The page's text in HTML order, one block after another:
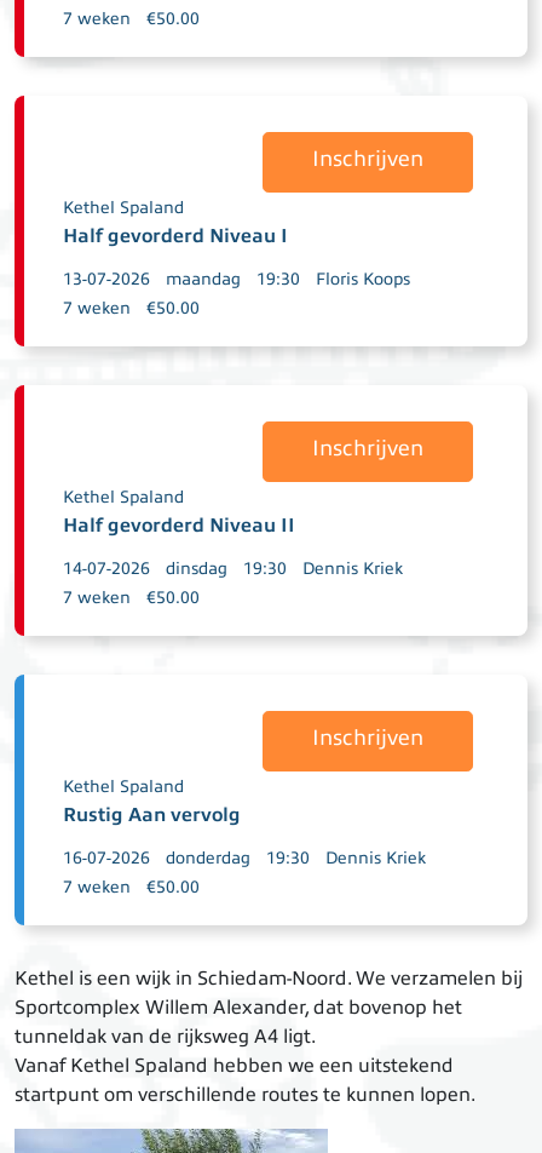
7 weken
€50.00
Inschrijven
Kethel Spaland
Half gevorderd Niveau I
13-07-2026 maandag 19:30
Floris Koops
7 weken
€50.00
Inschrijven
Kethel Spaland
Half gevorderd Niveau II
14-07-2026 dinsdag 19:30
Dennis Kriek
7 weken
€50.00
Inschrijven
Kethel Spaland
Rustig Aan vervolg
16-07-2026 donderdag 19:30
Dennis Kriek
7 weken
€50.00
Kethel is een wijk in Schiedam-Noord. We verzamelen bij
Sportcomplex Willem Alexander, dat bovenop het
tunneldak van de rijksweg A4 ligt.
Vanaf Kethel Spaland hebben we een uitstekend
startpunt om verschillende routes te kunnen lopen.